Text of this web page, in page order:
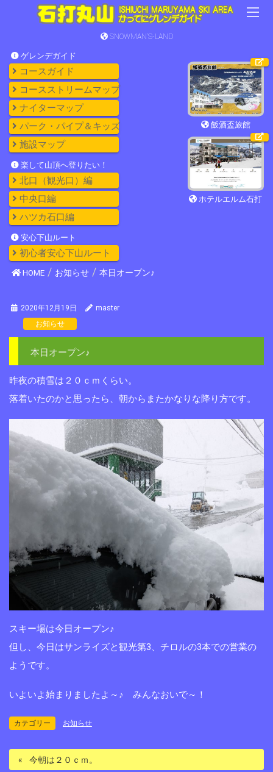
SNOWMAN'S-LAND
ゲレンデガイド
コースガイド
コースストリームマップ
ナイターマップ
パーク・パイプ＆キッズ
施設マップ
楽して山頂へ登りたい！
北口（観光口）編
中央口編
ハツカ石口編
安心下山ルート
初心者安心下山ルート
飯酒盃旅館
ホテルエルム石打
HOME お知らせ 本日オープン♪
2020年12月19日
master
お知らせ
本日オープン♪
昨夜の積雪は２０ｃｍくらい。
落着いたのかと思ったら、朝からまたかなりな降り方です。
スキー場は今日オープン♪
但し、今日はサンライズと観光第3、チロルの3本での営業の
ようです。
いよいよ始まりましたよ～♪ みんなおいで～！
カテゴリー お知らせ
今朝は２０ｃｍ。